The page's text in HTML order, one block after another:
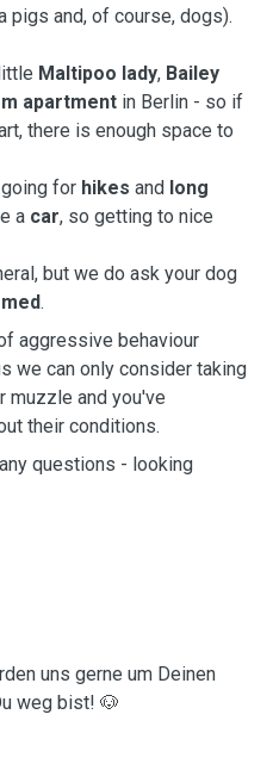
pigs and, of course, dogs).
Maltipoo lady, Bailey
apartment in Berlin - so if
there is enough space to
for hikes and long
a car, so getting to nice
but we do ask your dog
.
aggressive behaviour
we can only consider taking
muzzle and you've
their conditions.
questions - looking
uns gerne um Deinen
weg bist! 🐶